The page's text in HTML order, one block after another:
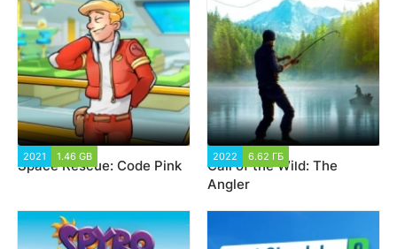
2021 1.46 GB
Space Rescue: Code Pink
2022 6.62 ГБ
Call of the Wild: The
Angler